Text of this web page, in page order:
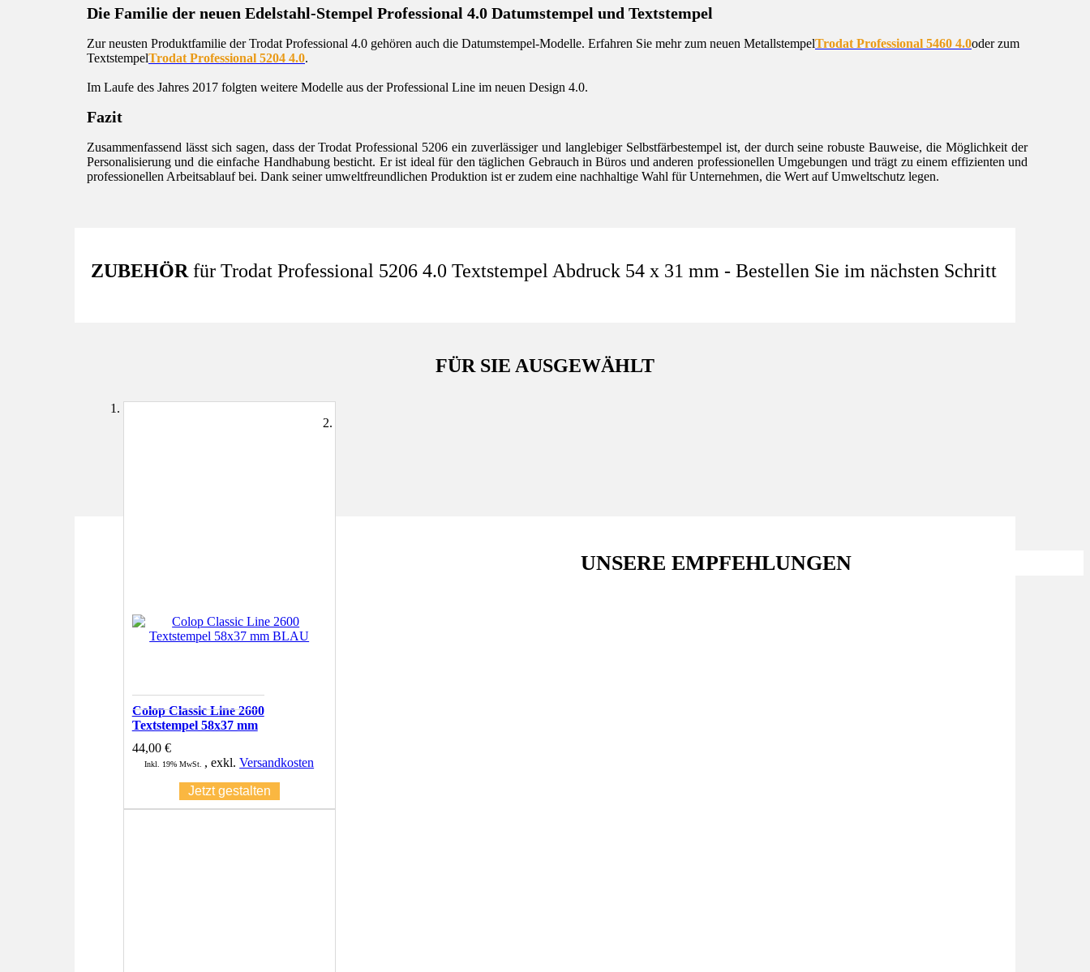
Die Familie der neuen Edelstahl-Stempel Professional 4.0 Datumstempel und Textstempel
Zur neusten Produktfamilie der Trodat Professional 4.0 gehören auch die Datumstempel-Modelle. Erfahren Sie mehr zum neuen MetallstempelTrodat Professional 5460 4.0oder zum
TextstempelTrodat Professional 5204 4.0.
Im Laufe des Jahres 2017 folgten weitere Modelle aus der Professional Line im neuen Design 4.0.
Fazit
Zusammenfassend lässt sich sagen, dass der Trodat Professional 5206 ein zuverlässiger und langlebiger Selbstfärbestempel ist, der durch seine robuste Bauweise, die Möglichkeit der
Personalisierung und die einfache Handhabung besticht. Er ist ideal für den täglichen Gebrauch in Büros und anderen professionellen Umgebungen und trägt zu einem effizienten und
professionellen Arbeitsablauf bei. Dank seiner umweltfreundlichen Produktion ist er zudem eine nachhaltige Wahl für Unternehmen, die Wert auf Umweltschutz legen.
ZUBEHÖR für Trodat Professional 5206 4.0 Textstempel Abdruck 54 x 31 mm - Bestellen Sie im nächsten Schritt
FÜR SIE AUSGEWÄHLT
Colop Classic Line 2600
Textstempel 58x37 mm
44,00 €
Inkl. 19% MwSt. ,exkl.Versandkosten
Jetzt gestalten
UNSERE EMPFEHLUNGEN